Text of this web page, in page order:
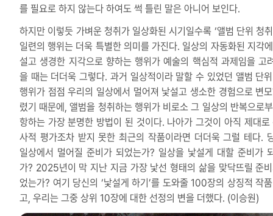
를 필요로 하지 않는다 하여도 썩 틀린 말은 아니어 보인다.
하지만 이렇듯 가벼운 청취가 일상화된 시기일수록 ‘앨범 단위 청
일련의 행위는 더욱 특별한 의미를 가진다. 일상의 자동화된 지각
설고 생경한 지각으로 향하는 행위가 예술의 핵심적 과제임을 고
을 때는 더더욱 그렇다. 과거 일상적이라 말할 수 있었던 앨범 단
행위가 점점 우리의 일상에서 멀어져 낯설고 생소한 경험으로 변
렸기 때문에, 앨범을 청취하는 행위가 비로소 그 일상의 반복으로
항하는 가장 분명한 방법이 된 것이다. 나아가 그것이 아직 제대로
사적 평가조차 받지 못한 최근의 작품이라면 더더욱 그럴 테다.
일상에서 멀어질 준비가 되었는가? 일상을 낯설게 대할 준비가
가? 2025년이 막 지난 지금 가장 낯선 형태의 삶을 맞닥뜨릴 준
었는가? 여기 당신의 ‘낯설게 하기’를 도와줄 100장의 상징적 작
고, 우리는 그중 상위 10장에 대한 선정의 변을 더했다. (이승원)